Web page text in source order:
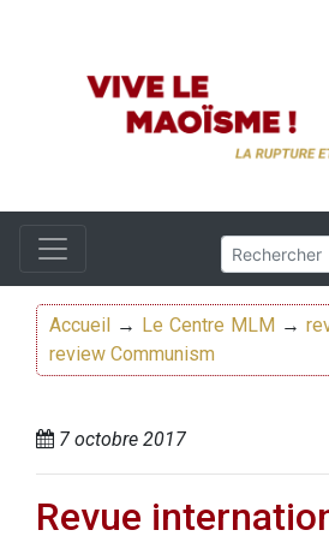
Accueil → Le Centre MLM →
review Communism
7 octobre 2017
Revue